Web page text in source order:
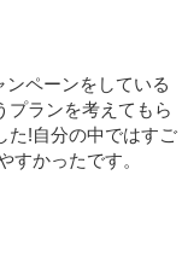
ペーンをしている
プランを考えてもら
た!自分の中ではすご
すかったです。